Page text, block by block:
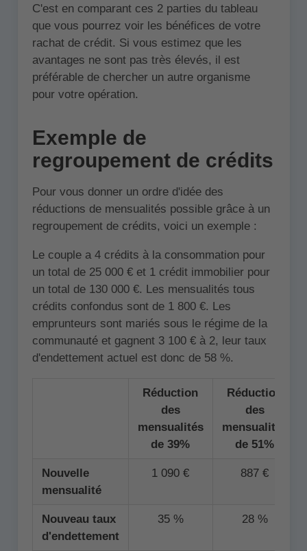
C'est en comparant ces 2 parties du tableau
que vous pourrez voir les bénéfices de votre
rachat de crédit. Si vous estimez que les
avantages ne sont pas très élevés, il est
préférable de chercher un autre organisme
pour votre opération.
Exemple de
regroupement de crédits
Pour vous donner un ordre d'idée des
réductions de mensualités possible grâce à un
regroupement de crédits, voici un exemple :
Le couple a 4 crédits à la consommation pour
un total de 25 000 € et 1 crédit immobilier pour
un total de 130 000 €. Les mensualités tous
crédits confondus sont de 1 800 €. Les
emprunteurs sont mariés sous le régime de la
communauté et gagnent 3 100 € à 2, leur taux
d'endettement actuel est donc de 58 %.
Réduction
des
mensualités
de 39%
Réduction
des
mensualités
de 51%
Nouvelle
mensualité
1 090 € 887 €
Nouveau taux
d'endettement
35 % 28 %